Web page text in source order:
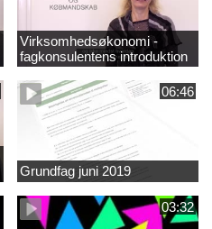
Virksomhedsøkonomi -
fagkonsulentens introduktion
til faget
06:46
Grundfag juni 2019
03:32